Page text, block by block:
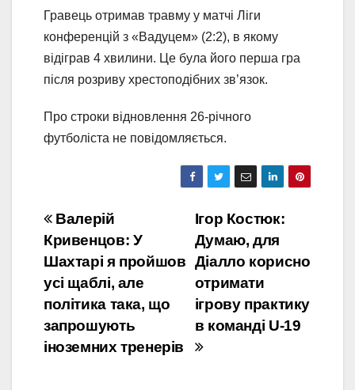
Гравець отримав травму у матчі Ліги
конференцій з «Вадуцем» (2:2), в якому
відіграв 4 хвилини. Це була його перша гра
після розриву хрестоподібних зв’язок.
Про строки відновлення 26-річного
футболіста не повідомляється.
Навігація
записів
Ігор Костюк:
Думаю, для
Діалло корисно
отримати
ігрову практику
в команді U-19
Валерій
Кривенцов: У
Шахтарі я пройшов
усі щаблі, але
політика така, що
запрошують
іноземних тренерів